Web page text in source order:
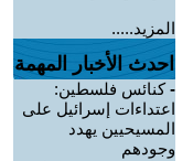
المزيد.....
احدث الأخبار المهمة
-كنائس فلسطين:
اعتداءات إسرائيل على
المسيحيين يهدد
وجودهم